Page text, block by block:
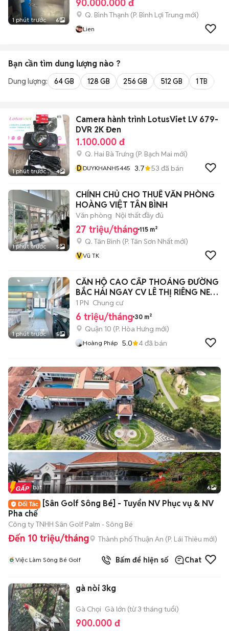
1 phút trước 6
90.000.000 đ
Q. Bình Thạnh (P. Bình Lợi Trung mới)
Lien
Bạn cần tìm dung lượng nào ?
Dung lượng: 64 GB 128 GB 256 GB 512 GB 1 TB
1 phút trước 4
Camera hành trình LotusViet LV 679-
DVR 2K Đen
1.100.000 đ
Q. Hai Bà Trưng (P. Bạch Mai mới)
DDUYKHANH5445 3.7 53 đã bán
1 phút trước 5
CHÍNH CHỦ CHO THUÊ VĂN PHÒNG
HOÀNG VIỆT TÂN BÌNH
Văn phòng Nội thất đầy đủ
27 triệu/tháng 115 m²
Q. Tân Bình (P. Tân Sơn Nhất mới)
VVũ TK
1 phút trước 5
CĂN HỘ CAO CẤP THOÁNG ĐƯỜNG
BẮC HẢI NGAY CV LÊ THỊ RIÊNG NEW
6 TRIỆU
1 PN Chung cư
6 triệu/tháng 30 m²
Quận 10 (P. Hòa Hưng mới)
Hoàng Pháp 5.0 4đã bán
+2
Tin nổi bật 6
[Sân Golf Sông Bé] - Tuyển NV Phục vụ & NV
Pha chế
Công ty TNHH Sân Golf Palm - Sông Bé
Đến 10 triệu/tháng Thành phố Thuận An (P. Lái Thiêu mới)
Việc Làm Sông Bé Golf Bấm để hiện số Chat
gà nòi 3kg
Gà Chọi Gà lớn (từ 3 tháng tuổi)
900.000 đ